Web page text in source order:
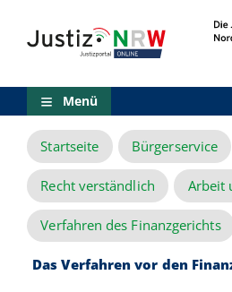
Inhalt
(Sprungmarken)
Menü
Zur
Suche
Zur
NRW-
Entscheidungssuche
Zur
Hauptnavigation
Zum
aktuellen
Inhalt
Menü
Startseite Bürgerservice
Recht verständlich Arbeit
Verfahren des Finanzgerichts
Das Verfahren vor den